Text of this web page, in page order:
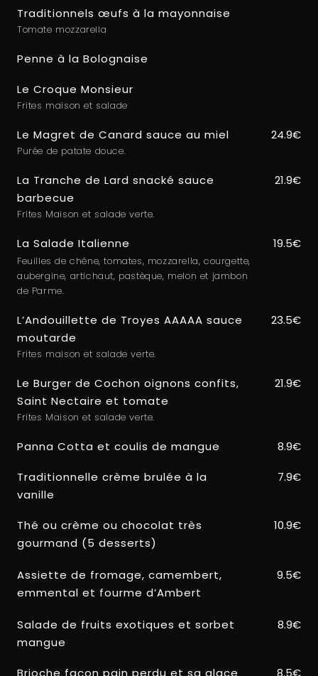
Traditionnels œufs à la mayonnaise
Tomate mozzarella
Penne à la Bolognaise
Le Croque Monsieur
Frites maison et salade
Le Magret de Canard sauce au miel
Purée de patate douce.
24.9€
La Tranche de Lard snacké sauce
barbecue
Frites Maison et salade verte.
21.9€
La Salade Italienne
Feuilles de chêne, tomates, mozzarella, courgette,
aubergine, artichaut, pastèque, melon et jambon
de Parme.
19.5€
L’Andouillette de Troyes AAAAA sauce
moutarde
Frites maison et salade verte.
23.5€
Le Burger de Cochon oignons confits,
Saint Nectaire et tomate
Frites Maison et salade verte.
21.9€
Panna Cotta et coulis de mangue 8.9€
Traditionnelle crème brulée à la
vanille
7.9€
Thé ou crème ou chocolat très
gourmand (5 desserts)
10.9€
Assiette de fromage, camembert,
emmental et fourme d’Ambert
9.5€
Salade de fruits exotiques et sorbet
mangue
8.9€